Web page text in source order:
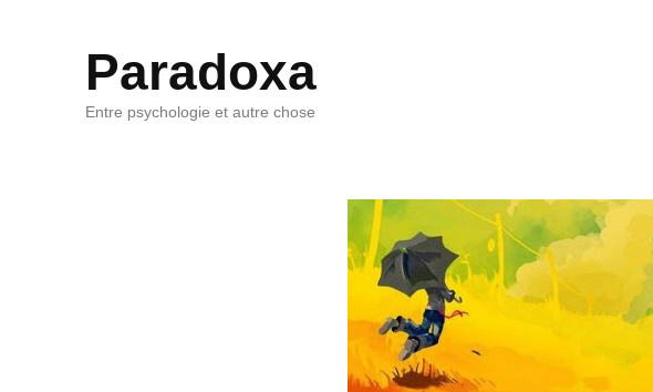
Paradoxa
Entre psychologie et autre chose